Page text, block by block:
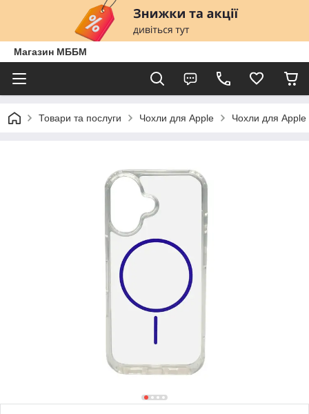
Магазин МББМ
Товари та послуги Чохли для Apple Чохли для Apple